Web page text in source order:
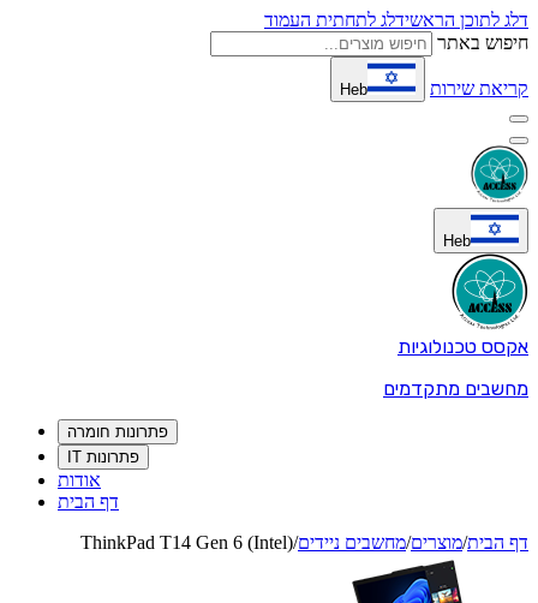
דלג לתוכן הראשידלג לתחתית העמוד
חיפוש באתר
קריאת שירות Heb
Heb
אקסס טכנולוגיות
מחשבים מתקדמים
פתרונות חומרה
פתרונות IT
אודות
דף הבית
דף הבית/מוצרים/מחשבים ניידים/
ThinkPad T14 Gen 6 (Intel)